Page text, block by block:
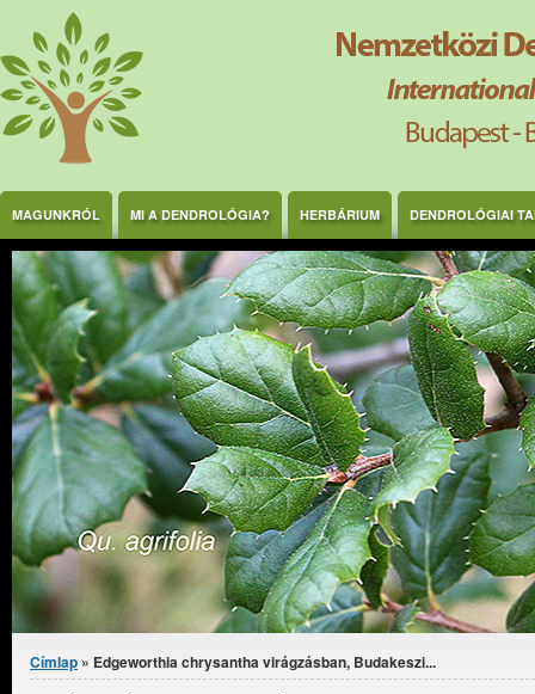
Ugrás a tartalomra
MAGUNKRÓL MI A DENDROLÓGIA? HERBÁRIUM DENDROLÓGIAI
Jelenlegi hely
Címlap » Edgeworthia chrysantha virágzásban, Budakeszi...